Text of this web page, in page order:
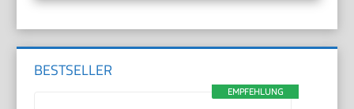
BESTSELLER
EMPFEHLUNG